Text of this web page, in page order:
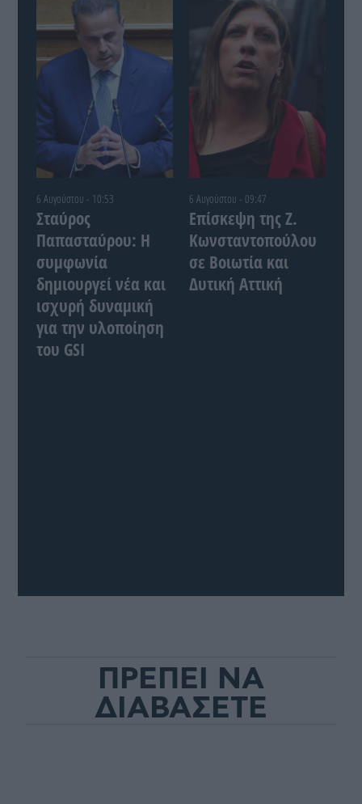
6 Αυγούστου - 10:53
Σταύρος
Παπασταύρου: Η
συμφωνία
δημιουργεί νέα και
ισχυρή δυναμική
για την υλοποίηση
του GSI
6 Αυγούστου - 09:47
Επίσκεψη της Ζ.
Κωνσταντοπούλου
σε Βοιωτία και
Δυτική Αττική
ΠΡΕΠΕΙ ΝΑ
ΔΙΑΒΑΣΕΤΕ